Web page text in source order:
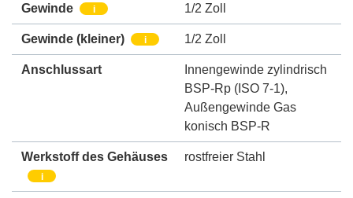
Gewinde i 1/2 Zoll
Gewinde (kleiner) i 1/2 Zoll
Anschlussart
Innengewinde zylindrisch
BSP-Rp (ISO 7-1),
Außengewinde Gas
konisch BSP-R
Werkstoff des Gehäuses
i
rostfreier Stahl